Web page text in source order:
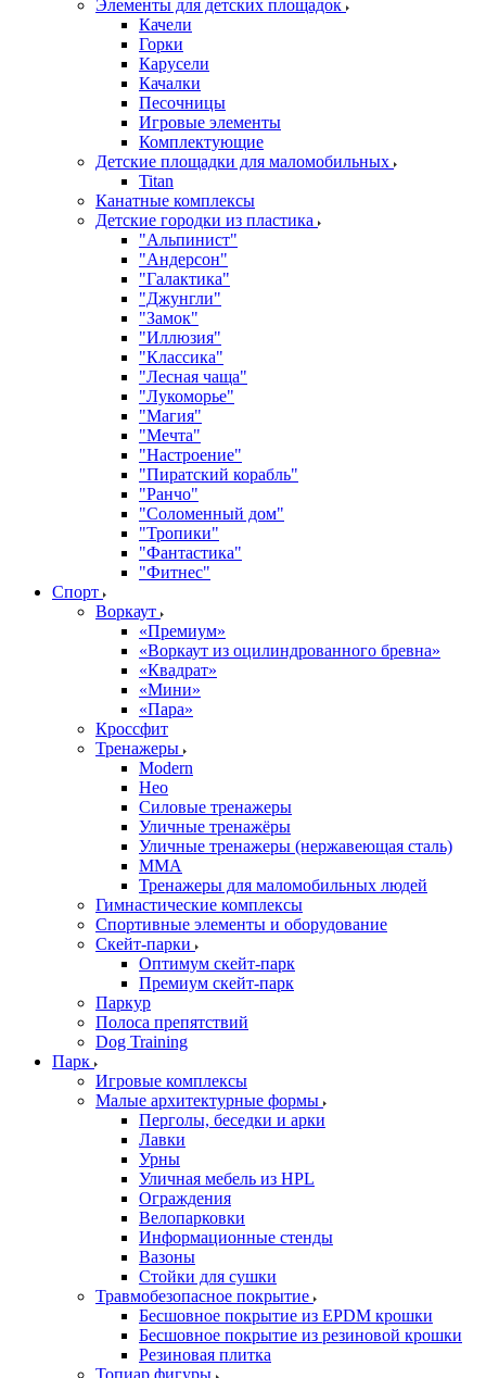
Элементы для детских площадок
Качели
Горки
Карусели
Качалки
Песочницы
Игровые элементы
Комплектующие
Детские площадки для маломобильных
Titan
Канатные комплексы
Детские городки из пластика
"Альпинист"
"Андерсон"
"Галактика"
"Джунгли"
"Замок"
"Иллюзия"
"Классика"
"Лесная чаща"
"Лукоморье"
"Магия"
"Мечта"
"Настроение"
"Пиратский корабль"
"Ранчо"
"Соломенный дом"
"Тропики"
"Фантастика"
"Фитнес"
Спорт
Воркаут
«Премиум»
«Воркаут из оцилиндрованного бревна»
«Квадрат»
«Мини»
«Пара»
Кроссфит
Тренажеры
Modern
Нео
Силовые тренажеры
Уличные тренажёры
Уличные тренажеры (нержавеющая сталь)
ММА
Тренажеры для маломобильных людей
Гимнастические комплексы
Спортивные элементы и оборудование
Скейт-парки
Оптимум скейт-парк
Премиум скейт-парк
Паркур
Полоса препятствий
Dog Training
Парк
Игровые комплексы
Малые архитектурные формы
Перголы, беседки и арки
Лавки
Урны
Уличная мебель из HPL
Ограждения
Велопарковки
Информационные стенды
Вазоны
Стойки для сушки
Травмобезопасное покрытие
Бесшовное покрытие из EPDM крошки
Бесшовное покрытие из резиновой крошки
Резиновая плитка
Топиар фигуры